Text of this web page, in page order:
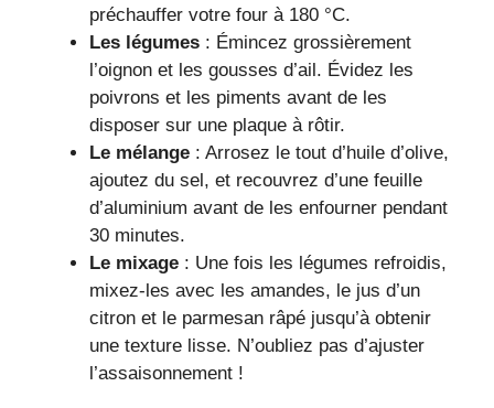
préchauffer votre four à 180 °C.
Les légumes : Émincez grossièrement
l’oignon et les gousses d’ail. Évidez les
poivrons et les piments avant de les
disposer sur une plaque à rôtir.
Le mélange : Arrosez le tout d’huile d’olive,
ajoutez du sel, et recouvrez d’une feuille
d’aluminium avant de les enfourner pendant
30 minutes.
Le mixage : Une fois les légumes refroidis,
mixez-les avec les amandes, le jus d’un
citron et le parmesan râpé jusqu’à obtenir
une texture lisse. N’oubliez pas d’ajuster
l’assaisonnement !